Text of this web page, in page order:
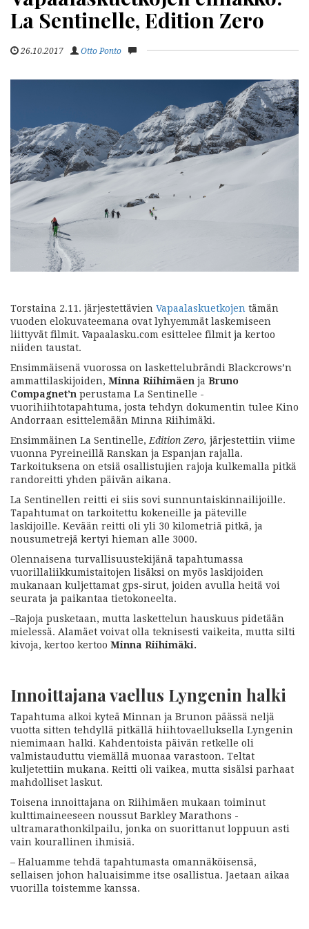
La Sentinelle, Edition Zero
26.10.2017 Otto Ponto
Torstaina 2.11. järjestettävien Vapaalaskuetkojen tämän
vuoden elokuvateemana ovat lyhyemmät laskemiseen
liittyvät filmit. Vapaalasku.com esittelee filmit ja kertoo
niiden taustat.
Ensimmäisenä vuorossa on laskettelubrändi Blackcrows’n
ammattilaskijoiden, Minna Riihimäen ja Bruno
Compagnet’n perustama La Sentinelle -
vuorihiihtotapahtuma, josta tehdyn dokumentin tulee Kino
Andorraan esittelemään Minna Riihimäki.
Ensimmäinen La Sentinelle,Edition Zero, järjestettiin viime
vuonna Pyreineillä Ranskan ja Espanjan rajalla.
Tarkoituksena on etsiä osallistujien rajoja kulkemalla pitkä
randoreitti yhden päivän aikana.
La Sentinellen reitti ei siis sovi sunnuntaiskinnailijoille.
Tapahtumat on tarkoitettu kokeneille ja päteville
laskijoille. Kevään reitti oli yli 30 kilometriä pitkä, ja
nousumetrejä kertyi hieman alle 3000.
Olennaisena turvallisuustekijänä tapahtumassa
vuorillaliikkumistaitojen lisäksi on myös laskijoiden
mukanaan kuljettamat gps-sirut, joiden avulla heitä voi
seurata ja paikantaa tietokoneelta.
–Rajoja pusketaan, mutta laskettelun hauskuus pidetään
mielessä. Alamäet voivat olla teknisesti vaikeita, mutta silti
kivoja, kertoo kertoo Minna Riihimäki.
Innoittajana vaellus Lyngenin halki
Tapahtuma alkoi kyteä Minnan ja Brunon päässä neljä
vuotta sitten tehdyllä pitkällä hiihtovaelluksella Lyngenin
niemimaan halki. Kahdentoista päivän retkelle oli
valmistauduttu viemällä muonaa varastoon. Teltat
kuljetettiin mukana. Reitti oli vaikea, mutta sisälsi parhaat
mahdolliset laskut.
Toisena innoittajana on Riihimäen mukaan toiminut
kulttimaineeseen noussut Barkley Marathons -
ultramarathonkilpailu, jonka on suorittanut loppuun asti
vain kourallinen ihmisiä.
– Haluamme tehdä tapahtumasta omannäköisensä,
sellaisen johon haluaisimme itse osallistua. Jaetaan aikaa
vuorilla toistemme kanssa.